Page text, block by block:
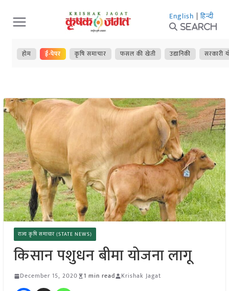
Skip
to
content
English | हिन्दी
Search
होम ई-पेपर कृषि समाचार फसल की खेती उद्यानिकी सरकारी
राज्य कृषि समाचार (STATE NEWS)
किसान पशुधन बीमा योजना लागू
December 15, 2020 1 min read Krishak Jagat